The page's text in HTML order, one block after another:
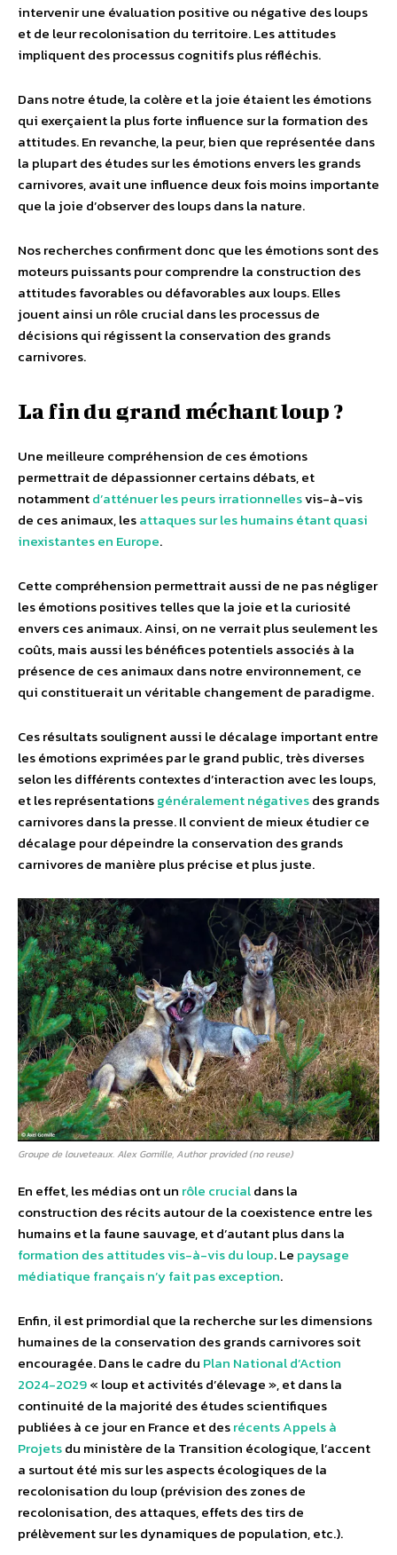
intervenir une évaluation positive ou négative des loups
et de leur recolonisation du territoire. Les attitudes
impliquent des processus cognitifs plus réfléchis.
Dans notre étude, la colère et la joie étaient les émotions
qui exerçaient la plus forte influence sur la formation des
attitudes. En revanche, la peur, bien que représentée dans
la plupart des études sur les émotions envers les grands
carnivores, avait une influence deux fois moins importante
que la joie d’observer des loups dans la nature.
Nos recherches confirment donc que les émotions sont des
moteurs puissants pour comprendre la construction des
attitudes favorables ou défavorables aux loups. Elles
jouent ainsi un rôle crucial dans les processus de
décisions qui régissent la conservation des grands
carnivores.
La fin du grand méchant loup ?
Une meilleure compréhension de ces émotions
permettrait de dépassionner certains débats, et
notammentd’atténuer les peurs irrationnellesvis-à-vis
de ces animaux, lesattaques sur les humains étant quasi
inexistantes en Europe.
Cette compréhension permettrait aussi de ne pas négliger
les émotions positives telles que la joie et la curiosité
envers ces animaux. Ainsi, on ne verrait plus seulement les
coûts, mais aussi les bénéfices potentiels associés à la
présence de ces animaux dans notre environnement, ce
qui constituerait un véritable changement de paradigme.
Ces résultats soulignent aussi le décalage important entre
les émotions exprimées par le grand public, très diverses
selon les différents contextes d’interaction avec les loups,
et les représentationsgénéralement négativesdes grands
carnivores dans la presse. Il convient de mieux étudier ce
décalage pour dépeindre la conservation des grands
carnivores de manière plus précise et plus juste.
Groupe de louveteaux. Alex Gomille, Author provided (no reuse)
En effet, les médias ont un rôle crucialdans la
construction des récits autour de la coexistence entre les
humains et la faune sauvage, et d’autant plus dans la
formation des attitudes vis-à-vis du loup. Le paysage
médiatique français n’y fait pas exception.
Enfin, il est primordial que la recherche sur les dimensions
humaines de la conservation des grands carnivores soit
encouragée. Dans le cadre du Plan National d’Action
2024-2029« loup et activités d’élevage », et dans la
continuité de la majorité des études scientifiques
publiées à ce jour en France et desrécents Appels à
Projetsdu ministère de la Transition écologique, l’accent
a surtout été mis sur les aspects écologiques de la
recolonisation du loup (prévision des zones de
recolonisation, des attaques, effets des tirs de
prélèvement sur les dynamiques de population, etc.).